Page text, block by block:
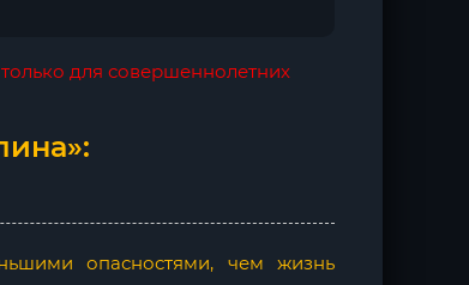
для совершеннолетних
опасностями, чем жизнь